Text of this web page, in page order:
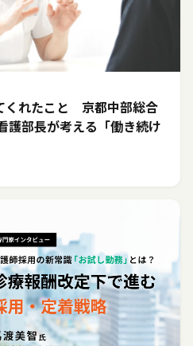
くれたこと 京都中部総合
護部長が考える「働き続け